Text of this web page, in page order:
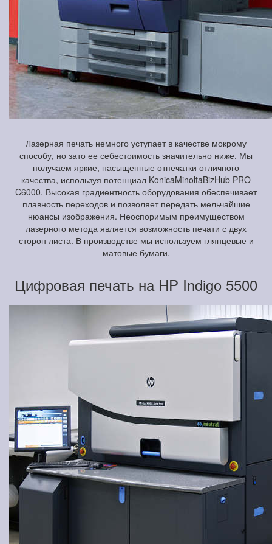
Лазерная печать немного уступает в качестве мокрому
способу, но зато ее себестоимость значительно ниже. Мы
получаем яркие, насыщенные отпечатки отличного
качества, используя потенциал KonicaMinoltaBizHub PRO
C6000. Высокая градиентность оборудования обеспечивает
плавность переходов и позволяет передать мельчайшие
нюансы изображения. Неоспоримым преимуществом
лазерного метода является возможность печати с двух
сторон листа. В производстве мы используем глянцевые и
матовые бумаги.
Цифровая печать на HP Indigo 5500